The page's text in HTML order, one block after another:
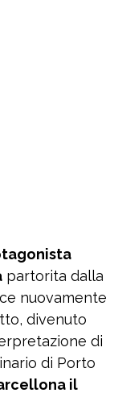
partorita dalla
nuovamente
divenuto
di
di Porto
il